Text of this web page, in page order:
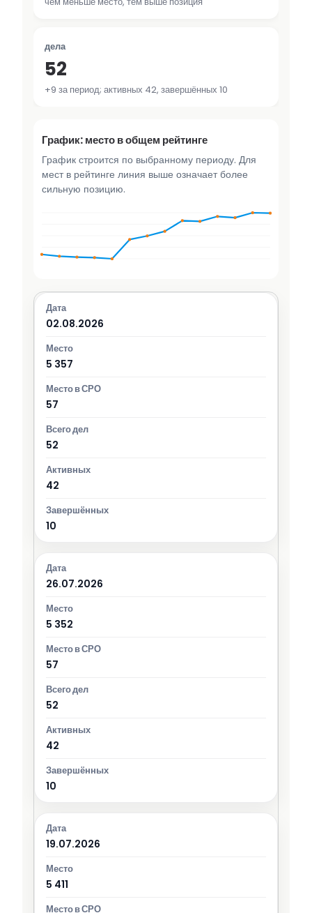
дела
52
+9 за период; активных 42, завершённых 10
График: место в общем рейтинге
График строится по выбранному периоду. Для
мест в рейтинге линия выше означает более
сильную позицию.
02.08.2026
5 357
57
52
42
10
26.07.2026
5 352
57
52
42
10
19.07.2026
5 411